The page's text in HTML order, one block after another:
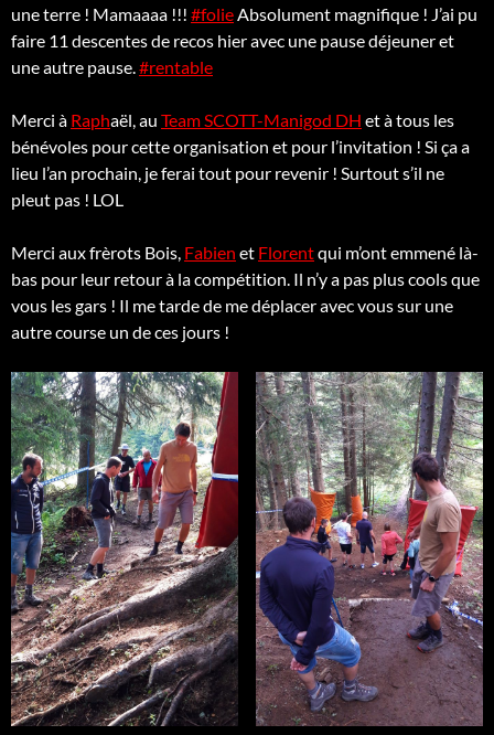
une terre ! Mamaaaa !!! #folieAbsolument magnifique ! J’ai pu
faire 11 descentes de recos hier avec une pause déjeuner et
une autre pause.#rentable
Merci à Raphaël, au Team SCOTT-Manigod DH et à tous les
bénévoles pour cette organisation et pour l’invitation ! Si ça a
lieu l’an prochain, je ferai tout pour revenir ! Surtout s’il ne
pleut pas ! LOL
Merci aux frèrots Bois, Fabien et Florentqui m’ont emmené là-
bas pour leur retour à la compétition. Il n’y a pas plus cools que
vous les gars ! Il me tarde de me déplacer avec vous sur une
autre course un de ces jours !